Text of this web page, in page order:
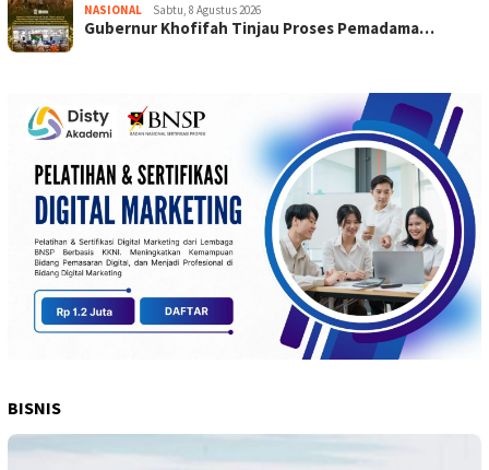
NASIONAL Sabtu, 8 Agustus 2026
Gubernur Khofifah Tinjau Proses Pemadama…
BISNIS